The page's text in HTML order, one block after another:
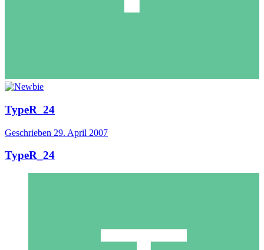
TypeR_24
Geschrieben 29. April 2007
TypeR_24